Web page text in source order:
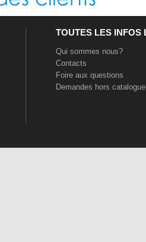
TOUTES LES INFOS
Qui sommes nous?
Contacts
Foire aux questions
Demandes hors catalogue